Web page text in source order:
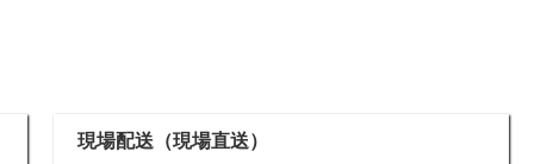
現場配送（現場直送）